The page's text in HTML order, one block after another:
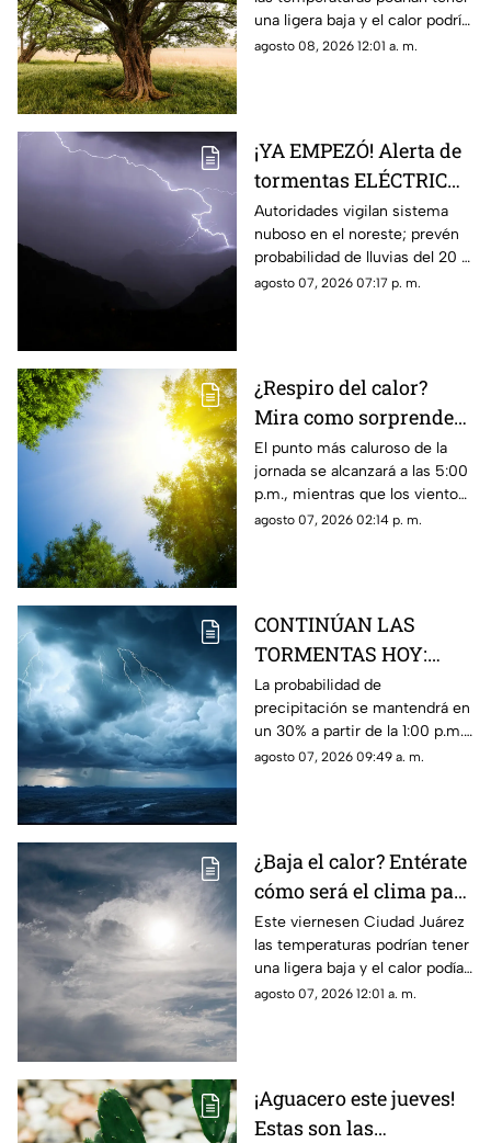
una ligera baja y el calor podría
dar un respiro
agosto 08, 2026 12:01 a. m.
¡YA EMPEZÓ! Alerta de
tormentas ELÉCTRICAS
para este viernes se
mantiene vigente:
Protección civil
Autoridades vigilan sistema
nuboso en el noreste; prevén
probabilidad de lluvias del 20 al
30% con riesgo de granizo,
agosto 07, 2026 07:17 p. m.
¿Respiro del calor?
Mira como sorprenderá
el clima de mañana 8
de agosto, en Ciudad
Juárez
El punto más caluroso de la
jornada se alcanzará a las 5:00
p.m., mientras que los vientos
registrarán velocidades de
agosto 07, 2026 02:14 p. m.
CONTINÚAN LAS
TORMENTAS HOY:
Mira las
probabilidades de
lluvia y VIENTOS para
este viernes en Ciudad
La probabilidad de
precipitación se mantendrá en
un 30% a partir de la 1:00 p.m.,
acompañada de vientos de
agosto 07, 2026 09:49 a. m.
¿Baja el calor? Entérate
cómo será el clima para
hoy, 7 de agosto, en
Ciudad Juárez
Este viernesen Ciudad Juárez
las temperaturas podrían tener
una ligera baja y el calor podía
dar un respiro este viernes
agosto 07, 2026 12:01 a. m.
¡Aguacero este jueves!
Estas son las